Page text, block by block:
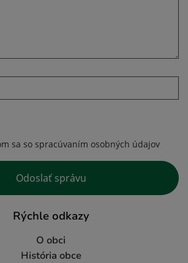
sa so spracúvaním osobných údajov
Response
Odoslať správu
Rýchle odkazy
O obci
História obce